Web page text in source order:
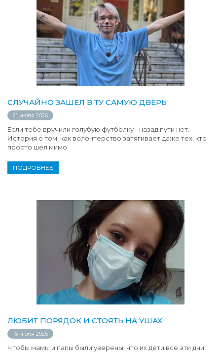
СЛУЧАЙНО ЗАШЕЛ В ТУ САМУЮ ДВЕРЬ
21 июля 2026
Если тебе вручили голубую футболку - назад пути нет.
История о том, как волонтерство затягивает даже тех, кто
просто шел мимо.
ПОДРОБНЕЕ
ЛЮБИТ ПОРЯДОК И СТОЯТЬ НА УШАХ
16 июля 2026
Чтобы мамы и папы были уверены, что их дети все эти дни